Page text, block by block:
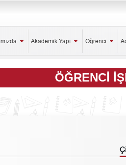
Akademik Yapı Öğrenci
ÖĞRENCI